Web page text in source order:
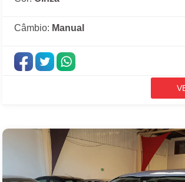
Câmbio: Manual